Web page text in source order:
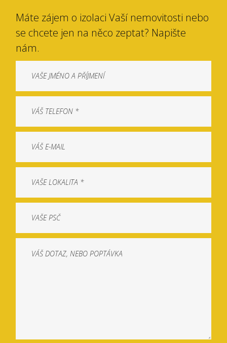
Máte zájem o izolaci Vaší nemovitosti nebo
se chcete jen na něco zeptat? Napište
nám.